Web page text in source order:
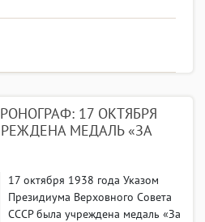
17 ОКТЯБРЯ
МЕДАЛЬ «ЗА
17 октября 1938 года Указом
Президиума Верховного Совета
СССР была учреждена медаль «За